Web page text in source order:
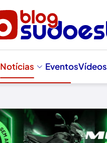
Notícias EventosVídeos